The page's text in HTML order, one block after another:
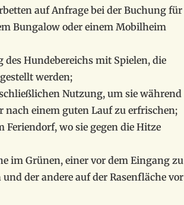
auf Anfrage bei der Buchung für
Bungalow oder einem Mobilheim
des Hundebereichs mit Spielen, die
werden;
Nutzung, um sie während
nach einem guten Lauf zu erfrischen;
wo sie gegen die Hitze
im Grünen, einer vor dem Eingang zu
der andere auf der Rasenfläche vor